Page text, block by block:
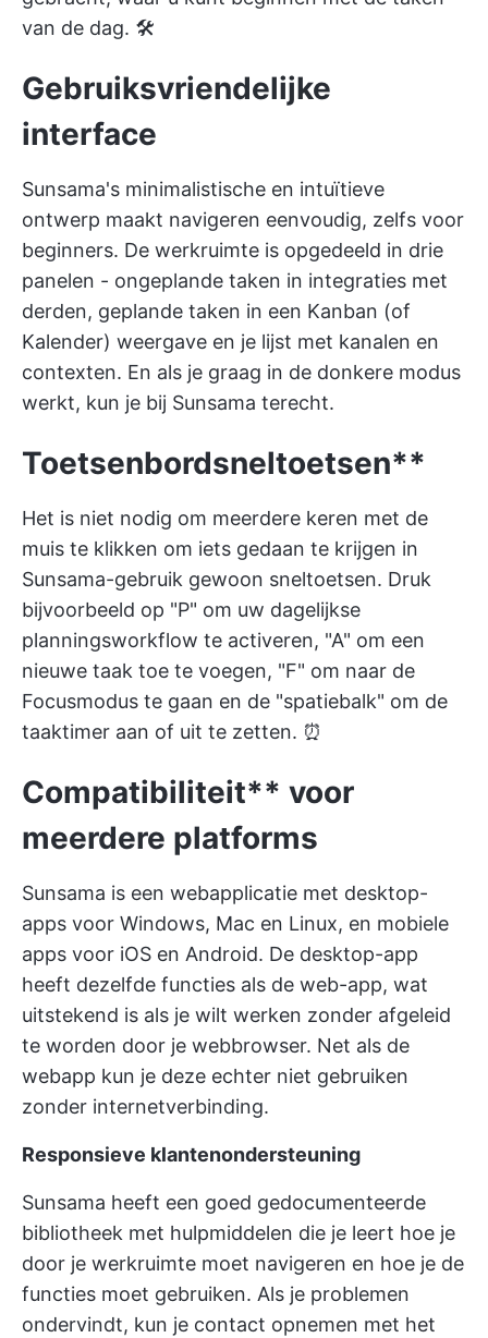
van de dag. 🛠️
Gebruiksvriendelijke
interface
Sunsama's minimalistische en intuïtieve
ontwerp maakt navigeren eenvoudig, zelfs voor
beginners. De werkruimte is opgedeeld in drie
panelen - ongeplande taken in integraties met
derden, geplande taken in een Kanban (of
Kalender) weergave en je lijst met kanalen en
contexten. En als je graag in de donkere modus
werkt, kun je bij Sunsama terecht.
Toetsenbordsneltoetsen**
Het is niet nodig om meerdere keren met de
muis te klikken om iets gedaan te krijgen in
Sunsama-gebruik gewoon sneltoetsen. Druk
bijvoorbeeld op "P" om uw dagelijkse
planningsworkflow te activeren, "A" om een
nieuwe taak toe te voegen, "F" om naar de
Focusmodus te gaan en de "spatiebalk" om de
taaktimer aan of uit te zetten. ⏰
Compatibiliteit** voor
meerdere platforms
Sunsama is een webapplicatie met desktop-
apps voor Windows, Mac en Linux, en mobiele
apps voor iOS en Android. De desktop-app
heeft dezelfde functies als de web-app, wat
uitstekend is als je wilt werken zonder afgeleid
te worden door je webbrowser. Net als de
webapp kun je deze echter niet gebruiken
zonder internetverbinding.
Responsieve klantenondersteuning
Sunsama heeft een goed gedocumenteerde
bibliotheek met hulpmiddelen die je leert hoe je
door je werkruimte moet navigeren en hoe je de
functies moet gebruiken. Als je problemen
ondervindt, kun je contact opnemen met het